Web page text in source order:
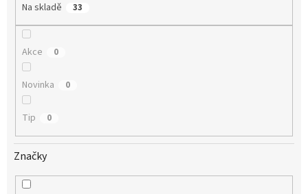
Na skladě 33
Akce 0
Novinka 0
Tip 0
Značky